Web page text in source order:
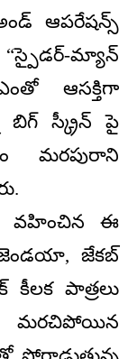
ఆపరేషన్స్
మ్యాన్
ఆసక్తిగా
బిగ్ స్క్రీన్ పై
మరపురాని
వహించిన ఈ
జేకబ్
పాత్రలు
మరచిపోయిన